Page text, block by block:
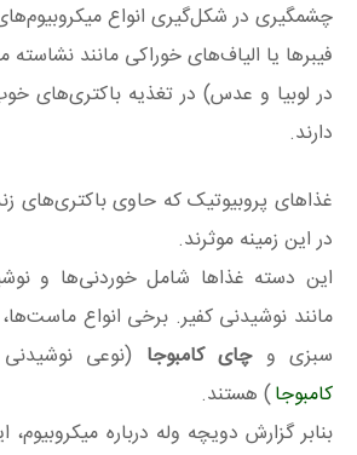
چشمگیری در شکل‌گیری انواع
فیبرها یا الیاف‌های خوراکی مانند
در لوبیا و عدس) در تغذیه باکتری‌های
دارند.
غذاهای پروبیوتیک که حاوی باکتری‌های
در این زمینه موثرند.
این دسته غذاها شامل خوردنی‌ها و
مانند نوشیدنی کفیر. برخی انواع
سبزی و چای کامبوجا (نوعی
کامبوجا) هستند.
بنابر گزارش دویچه وله درباره